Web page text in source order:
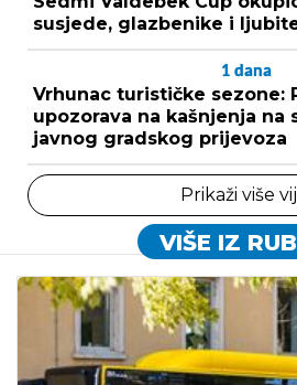
susjede, glazbenike i
1 dana
Vrhunac turističke sezone:
upozorava na kašnjenja na
javnog gradskog prijevoza
Prikaži više
VIŠE IZ